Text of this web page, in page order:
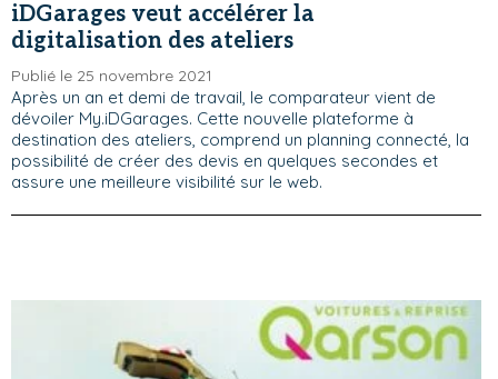
iDGarages veut accélérer la
digitalisation des ateliers
Publié le 25 novembre 2021
Après un an et demi de travail, le comparateur vient de
dévoiler My.iDGarages. Cette nouvelle plateforme à
destination des ateliers, comprend un planning connecté, la
possibilité de créer des devis en quelques secondes et
assure une meilleure visibilité sur le web.